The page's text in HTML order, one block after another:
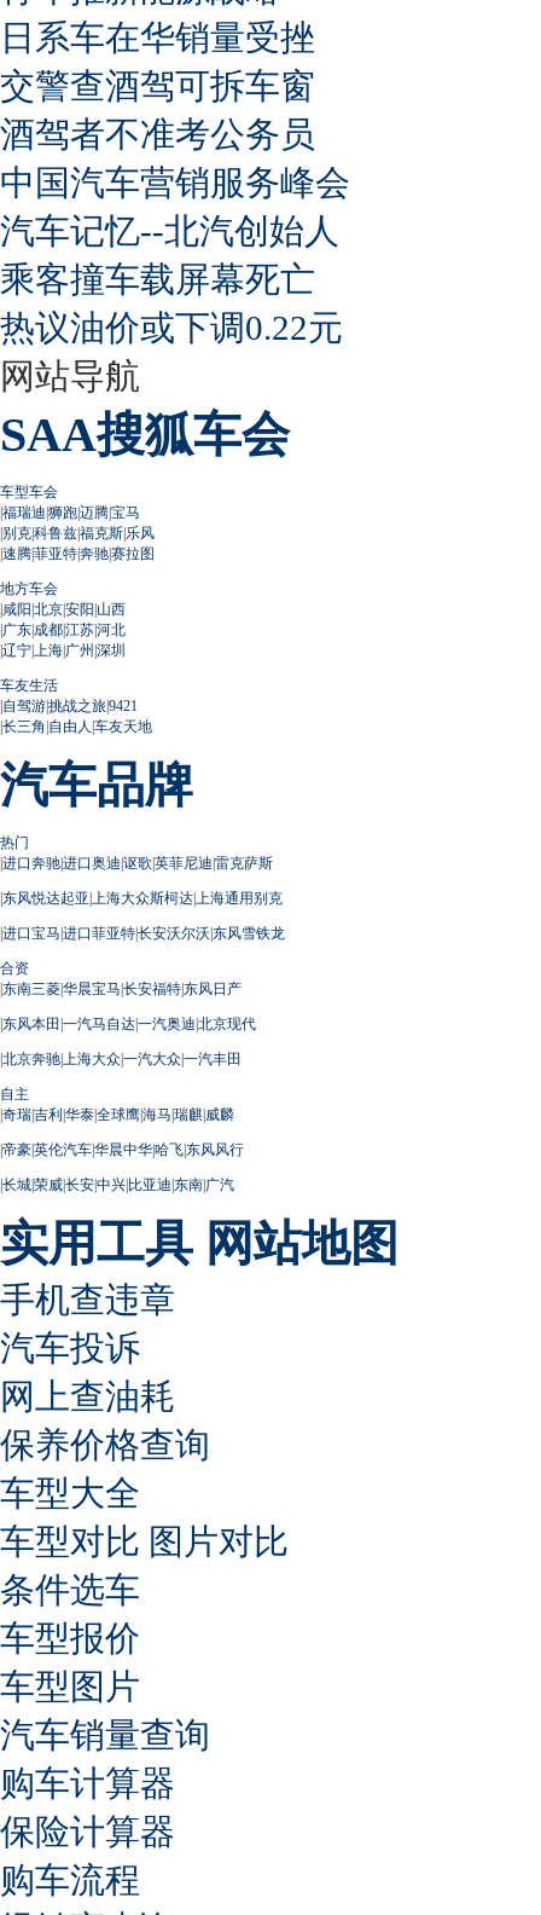
日系车在华销量受挫
交警查酒驾可拆车窗
酒驾者不准考公务员
中国汽车营销服务峰会
汽车记忆--北汽创始人
乘客撞车载屏幕死亡
热议油价或下调0.22元
网站导航
SAA搜狐车会
车型车会
|福瑞迪|狮跑|迈腾|宝马
|别克|科鲁兹|福克斯|乐风
|速腾|菲亚特|奔驰|赛拉图
地方车会
|咸阳|北京|安阳|山西
|广东|成都|江苏|河北
|辽宁| 上海|广州 |深圳
车友生活
|自驾游|挑战之旅|9421
|长三角 |自由人 |车友天地
汽车品牌
热门
|进口奔驰|进口奥迪|讴歌|英菲尼迪|雷克萨斯
|东风悦达起亚| 上海大众斯柯达| 上海通用别克
|进口宝马|进口菲亚特|长安沃尔沃|东风雪铁龙
合资
|东南三菱|华晨宝马|长安福特|东风日产
|东风本田 |一汽马自达|一汽奥迪|北京现代
|北京奔驰| 上海大众|一汽大众|一汽丰田
自主
|奇瑞|吉利|华泰|全球鹰|海马|瑞麒|威麟
|帝豪|英伦汽车|华晨中华|哈飞|东风风行
|长城|荣威|长安|中兴|比亚迪|东南|广汽
实用工具 网站地图
手机查违章
汽车投诉
网上查油耗
保养价格查询
车型大全
车型对比 图片对比
条件选车
车型报价
车型图片
汽车销量查询
购车计算器
保险计算器
购车流程